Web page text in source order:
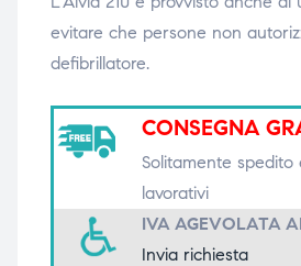
evitare che persone non
defibrillatore.
CONSEGNA
Solitamente spedito
lavorativi
IVA AGEVOLATA
Invia richiesta